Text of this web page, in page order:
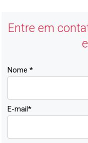
Entre em
Nome *
E-mail*